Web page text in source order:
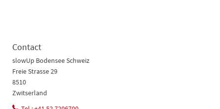
Contact
slowUp Bodensee Schweiz
Freie Strasse 29
8510
Zwitserland